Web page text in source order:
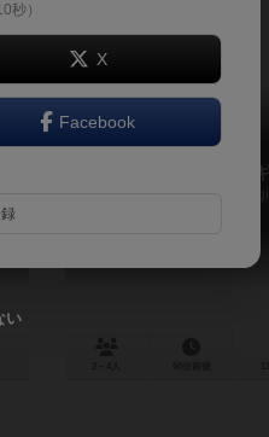
サバトマ
Sabbat
秒）
X
Facebook
い